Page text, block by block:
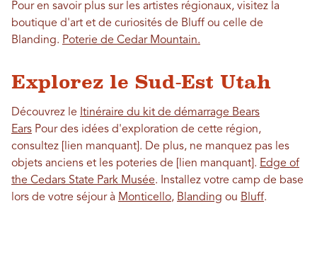
Pour en savoir plus sur les artistes régionaux, visitez la
boutique d'art et de curiosités de Bluff ou celle de
Blanding. Poterie de Cedar Mountain.
Explorez le Sud-Est Utah
Découvrez le Itinéraire du kit de démarrage Bears
Ears Pour des idées d'exploration de cette région,
consultez [lien manquant]. De plus, ne manquez pas les
objets anciens et les poteries de [lien manquant]. Edge of
the Cedars State Park Musée. Installez votre camp de base
lors de votre séjour à Monticello, Blanding ou Bluff.